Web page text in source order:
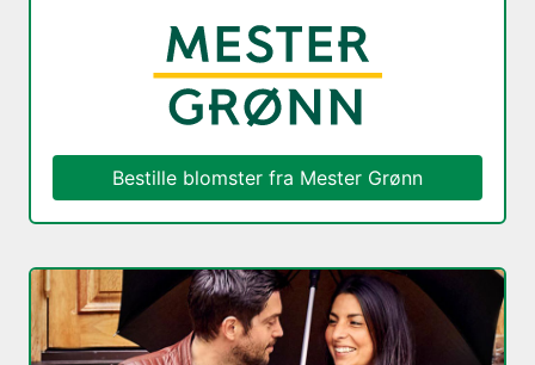
Bestille blomster fra Mester Grønn